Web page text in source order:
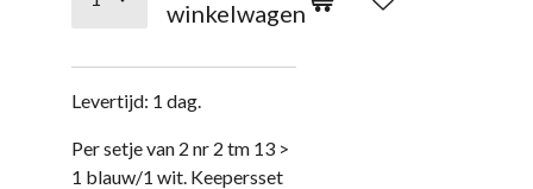
winkelwagen
Levertijd: 1 dag.
Per setje van 2 nr 2 tm 13 >
1 blauw/1 wit. Keepersset